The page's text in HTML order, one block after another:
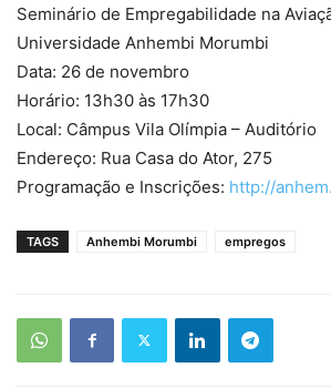
Seminário de Empregabilidade na
Universidade Anhembi Morumbi
Data: 26 de novembro
Horário: 13h30 às 17h30
Local: Câmpus Vila Olímpia – Auditório
Endereço: Rua Casa do Ator, 275
Programação e Inscrições: http://
TAGS Anhembi Morumbi empregos